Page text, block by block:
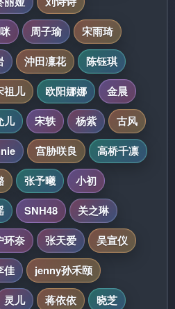
周子瑜
宋雨琦
沖田凜花
陈钰琪
祖儿 欧阳娜娜
金晨
儿 宋轶 杨紫
古风
宫胁咲良
高桥千凛
张予曦
小初
SNH48
关之琳
环奈 张天爱
吴宣仪
佳
jenny孙禾颐
灵儿 蒋依依
晓芝